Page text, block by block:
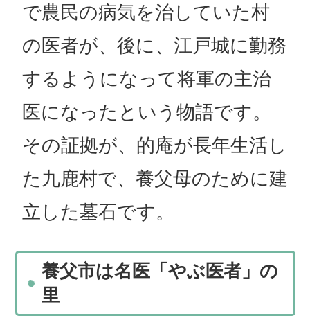
で農民の病気を治していた村
の医者が、後に、江戸城に勤務
するようになって将軍の主治
医になったという物語です。
その証拠が、的庵が長年生活し
た九鹿村で、養父母のために建
立した墓石です。
養父市は名医「やぶ医者」の
里